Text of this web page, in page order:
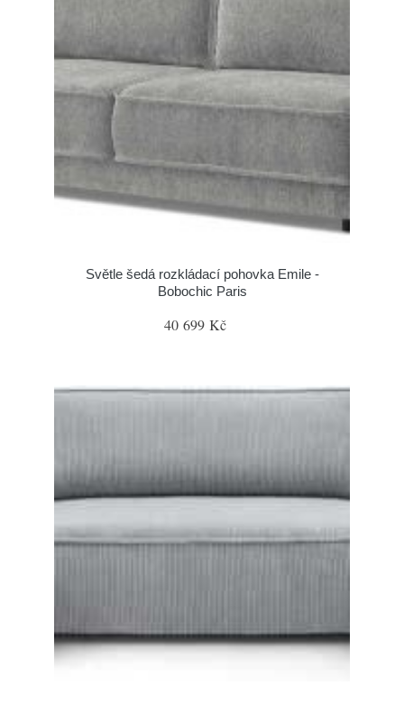
Světle šedá rozkládací pohovka Emile -
Bobochic Paris
40 699 Kč